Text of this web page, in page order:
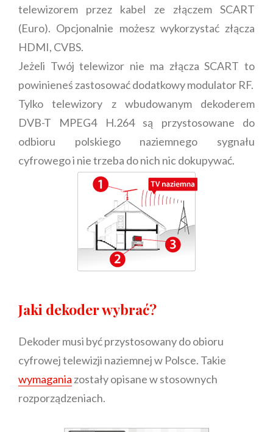
telewizorem przez kabel ze złączem SCART
(Euro). Opcjonalnie możesz wykorzystać złącza
HDMI, CVBS.
Jeżeli Twój telewizor nie ma złącza SCART to
powinieneś zastosować dodatkowy modulator RF.
Tylko telewizory z wbudowanym dekoderem
DVB-T MPEG4 H.264 są przystosowane do
odbioru polskiego naziemnego sygnału
cyfrowego i nie trzeba do nich nic dokupywać.
Jaki dekoder wybrać?
Dekoder musi być przystosowany do obioru
cyfrowej telewizji naziemnej w Polsce. Takie
wymagania zostały opisane w stosownych
rozporządzeniach.